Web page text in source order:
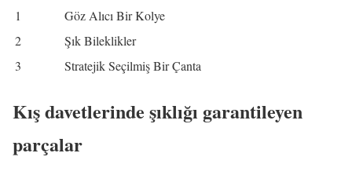
1
Göz Alıcı Bir Kolye
2
Şık Bileklikler
3
Stratejik Seçilmiş Bir Çanta
Kış davetlerinde şıklığı garantileyen
parçalar